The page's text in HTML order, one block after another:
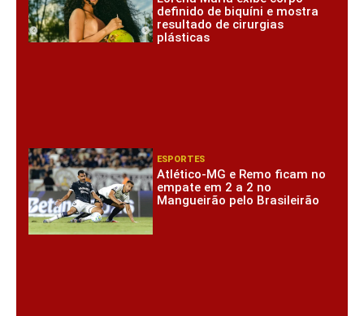
definido de biquíni e mostra
resultado de cirurgias
plásticas
ESPORTES
Atlético-MG e Remo ficam no
empate em 2 a 2 no
Mangueirão pelo Brasileirão